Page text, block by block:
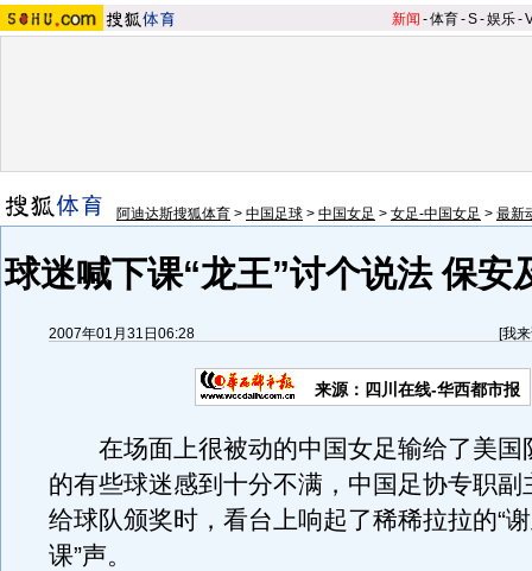
新闻 -体育-S-娱乐-
阿迪达斯搜狐体育 > 中国足球 > 中国女足 > 女足-中国女足 > 最新
球迷喊下课“龙王”讨个说法 保安
2007年01月31日06:28 [我
来源：四川在线-华西都市报
在场面上很被动的中国女足输给了美国
的有些球迷感到十分不满，中国足协专职副
给球队颁奖时，看台上响起了稀稀拉拉的“
课”声。